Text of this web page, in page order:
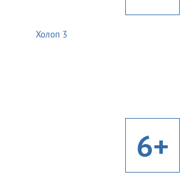
Холоп 3
6+